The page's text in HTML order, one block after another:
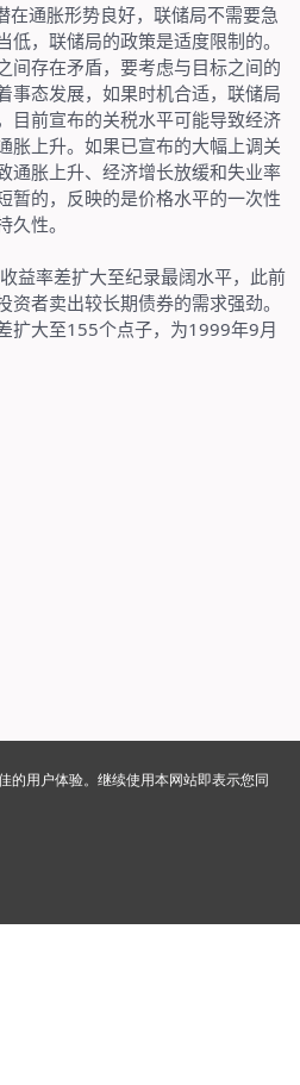
在通胀形势良好，联储局不需要急
，联储局的政策是适度限制的。
间存在矛盾，要考虑与目标之间的
事态发展，如果时机合适，联储局
目前宣布的关税水平可能导致经济
胀上升。如果已宣布的大幅上调关
通胀上升、经济增长放缓和失业率
暂的，反映的是价格水平的一次性
性。
益率差扩大至纪录最阔水平，此前
者卖出较长期债券的需求强劲。
扩大至155个点子，为1999年9月
的用户体验。继续使用本网站即表示您同